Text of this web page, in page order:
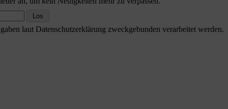
laut Datenschutzerklärung zweckgebunden verarbeitet werden.